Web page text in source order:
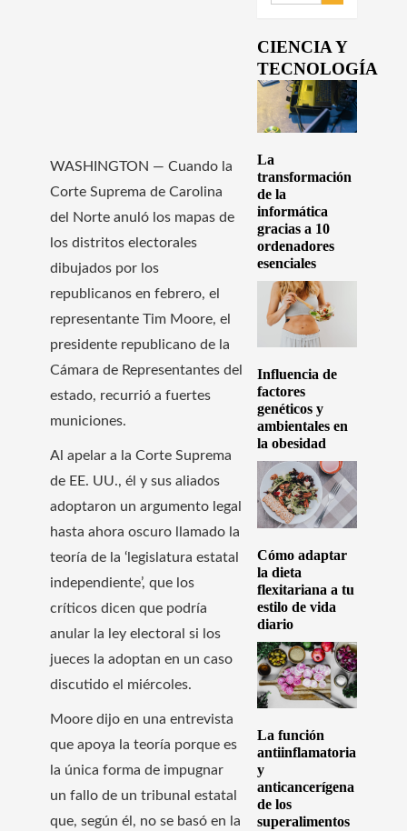
WASHINGTON — Cuando la
Corte Suprema de Carolina
del Norte anuló los mapas de
los distritos electorales
dibujados por los
republicanos en febrero, el
representante Tim Moore, el
presidente republicano de la
Cámara de Representantes del
estado, recurrió a fuertes
municiones.
Al apelar a la Corte Suprema
de EE. UU., él y sus aliados
adoptaron un argumento legal
hasta ahora oscuro llamado la
teoría de la ‘legislatura estatal
independiente’, que los
críticos dicen que podría
anular la ley electoral si los
jueces la adoptan en un caso
discutido el miércoles.
Moore dijo en una entrevista
que apoya la teoría porque es
la única forma de impugnar
un fallo de un tribunal estatal
que, según él, no se basó en la
CIENCIA Y
TECNOLOGÍA
La
transformación
de la
informática
gracias a 10
ordenadores
esenciales
Influencia de
factores
genéticos y
ambientales en
la obesidad
Cómo adaptar
la dieta
flexitariana a tu
estilo de vida
diario
La función
antiinflamatoria
y
anticancerígena
de los
superalimentos